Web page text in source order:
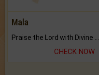
Mala
Praise the Lord with Divine Energies of Mala.
CHECK NOW